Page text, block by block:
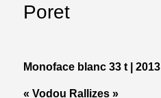
Poret
Monoface blanc 33 t | 2013
« Vodou Rallizes »